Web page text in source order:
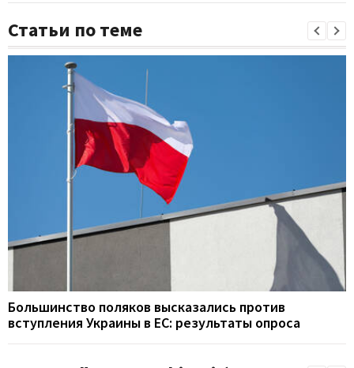
Статьи по теме
Большинство поляков высказались против
вступления Украины в ЕС: результаты опроса